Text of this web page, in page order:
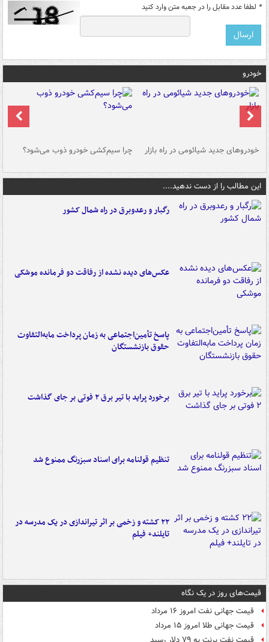
* لطفا عدد مقابل را در جعبه متن وارد کنید
خودرو
خودروهای جدید شیائومی در راه بازار چرا سیم‌کشی خودرو ذوب می‌شود؟
این مطالب را از دست ندهید....
رگبار و رعدوبرق در راه شمال کشور
عکس‌های دیده نشده از رفاقت دو فرمانده‌ موشکی
پاسخ تأمین‌اجتماعی به زمان پرداخت مابه‌التفاوت
حقوق بازنشستگان
برخورد پراید با تیر برق ۲ فوتی بر جای گذاشت
تنظیم قولنامه برای اسناد سبزرنگ ممنوع شد
۲۲ کشته و زخمی بر اثر تیراندازی در یک مدرسه در
تایلند+ فیلم
قیمت‌های روز در یک نگاه
قیمت جهانی نفت امروز ۱۶ مرداد
قیمت جهانی طلا امروز ۱۵ مرداد